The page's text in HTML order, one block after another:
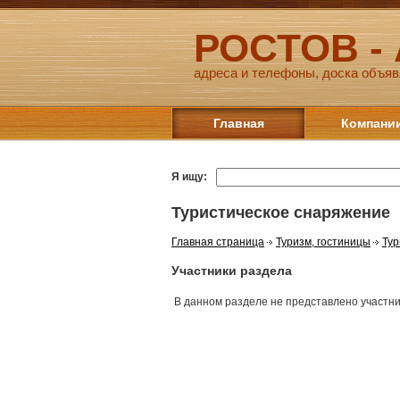
РОСТОВ -
адреса и телефоны, доска
Главная
Я ищу:
Туристическое снаряжение
Главная страница Туризм, гостиницы
Участники раздела
В данном разделе не представлено